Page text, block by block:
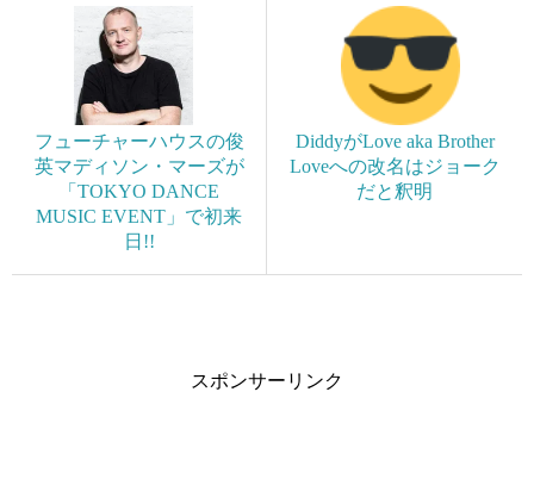
フューチャーハウスの俊
英マディソン・マーズが
「TOKYO DANCE
MUSIC EVENT」で初来
日!!
DiddyがLove aka Brother
Loveへの改名はジョーク
だと釈明
スポンサーリンク